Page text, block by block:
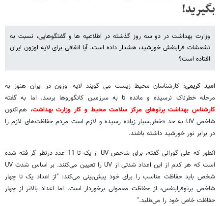
بگیرید!
وزارت بهداشت در دو سه روز گذشته در اطلاعیه ها و گفتگوهایی، نسبت به
تشعشات فرابنفش خورشید، هشدار داده است. آیا اتفاقی برای لایه اوزون ایران
افتاده است؟
امید کریمی: کارشناسان محیط زیست می گویند لایه اوزون در ایران هنوز به
مرحله خطرناک نرسیده و مانده تا به سرزمین کانگوروها برسد. اما به گفته
کارشناس بهداشت پرتوهای مرکز سلامت محیط و کار وزارت بهداشت، هم‌اکنون
شاخص UV به حد «خطربسیار زیاد» رسیده و لازم است مردم حفاظت‌های لازم را
در برابر نور خورشید داشته باشند.
آنطور که علی گورانی گفته، برای شاخص UV از یک تا 11 عدد درنظر گر فته شده
است که هر کدم از این اعداد شدتی از UV را تعیین می‌کنند. بر اساس شدت UV
شخص باید حفاظت مناسب را برای خود پیش‌بینی می‌کند: "از اعداد یک تا چهار
شاخص پرتوفرابنفس، از حفاظت معمولی برخوردار است. اما اعداد بالاتر از چهار
حفاظت خاص خود را می‌طلبد."